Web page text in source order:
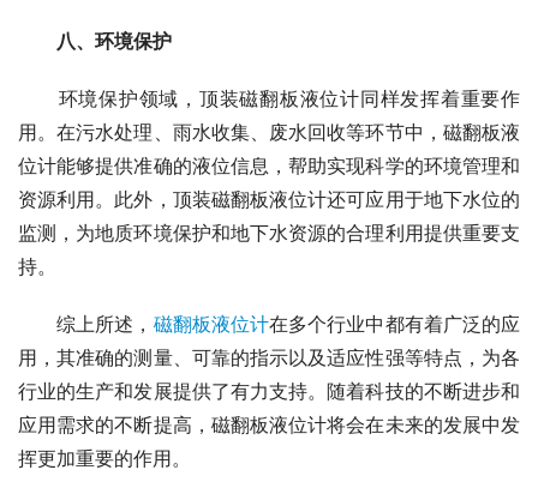
八、环境保护
环境保护领域，顶装磁翻板液位计同样发挥着重要作
用。在污水处理、雨水收集、废水回收等环节中，磁翻板液
位计能够提供准确的液位信息，帮助实现科学的环境管理和
资源利用。此外，顶装磁翻板液位计还可应用于地下水位的
监测，为地质环境保护和地下水资源的合理利用提供重要支
持。
综上所述， 磁翻板液位计在多个行业中都有着广泛的应
用，其准确的测量、可靠的指示以及适应性强等特点，为各
行业的生产和发展提供了有力支持。随着科技的不断进步和
应用需求的不断提高，磁翻板液位计将会在未来的发展中发
挥更加重要的作用。